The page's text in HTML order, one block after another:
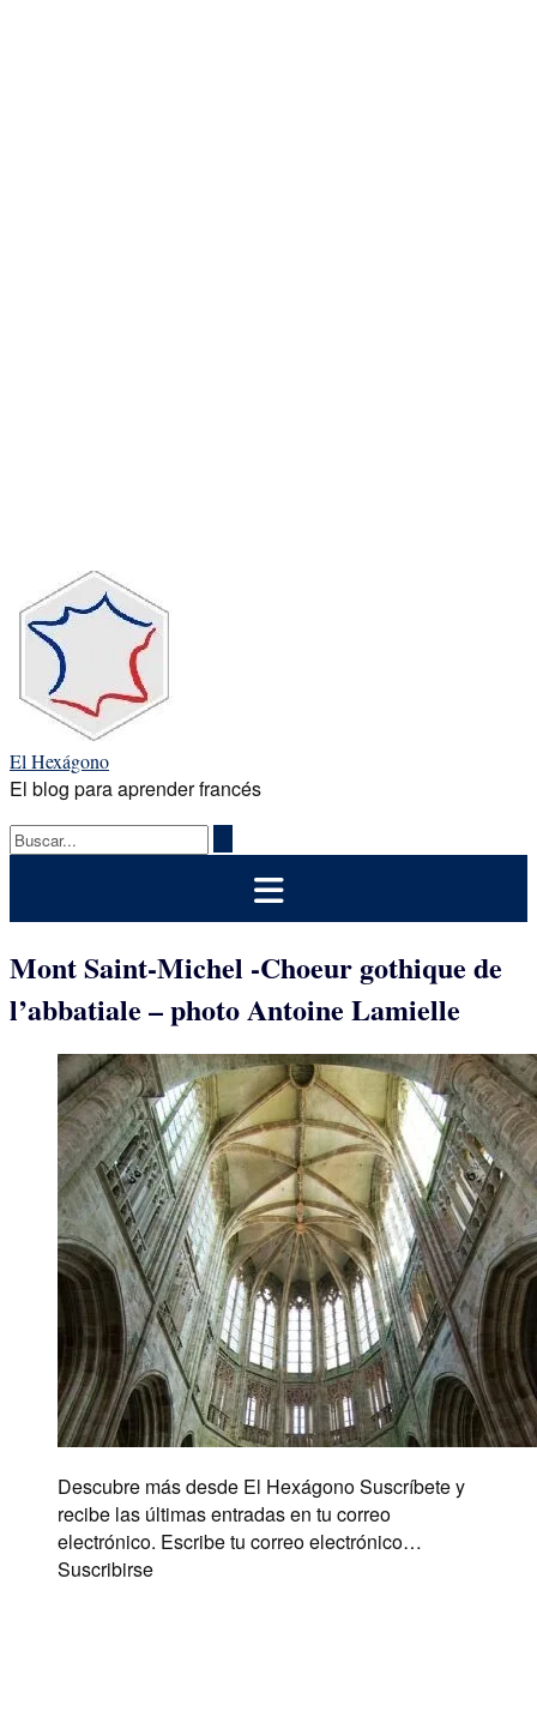
contenido
El Hexágono
El blog para aprender francés
Mont Saint-Michel -Choeur gothique de
l’abbatiale – photo Antoine Lamielle
Descubre más desde El Hexágono Suscríbete y
recibe las últimas entradas en tu correo
electrónico. Escribe tu correo electrónico…
Suscribirse